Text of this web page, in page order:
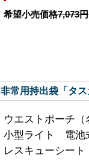
希望小売価格7,073円
非常用持出袋「タ
ウエストポーチ
小型ライト 電
レスキューシー